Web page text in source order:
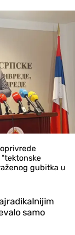
"tektonske
gubitka u
samo